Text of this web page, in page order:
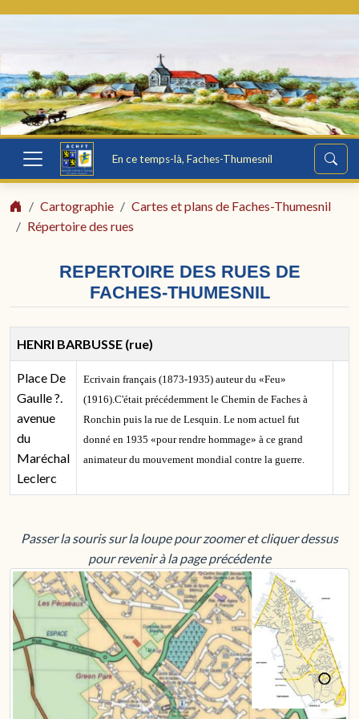
En ce temps-là, Faches-Thumesnil
Cartographie
Cartes et plans de Faches-Thumesnil
Répertoire des rues
REPERTOIRE DES RUES DE
FACHES-THUMESNIL
HENRI BARBUSSE (rue)
Place De
Gaulle ?.
avenue
du
Maréchal
Leclerc
Ecrivain français (1873-1935) auteur du «Feu»
(1916).C'était précédemment le Chemin de Faches à
Ronchin puis la rue de Lesquin. Le nom actuel fut
donné en 1935 «pour rendre hommage» à ce grand
animateur du mouvement mondial contre la guerre.
Passer la souris sur la loupe pour zoomer et cliquer dessus
pour revenir à la page précédente